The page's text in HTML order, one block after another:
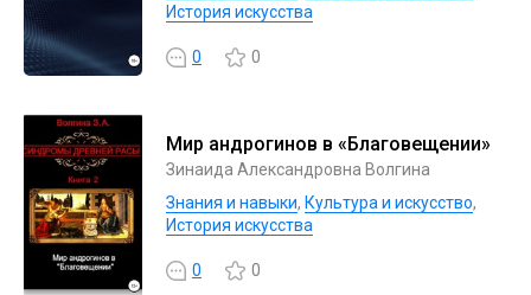
История искусства
0 0
Мир андрогинов в «Благовещении»
Зинаида Александровна Волгина
Знания и навыки, Культура и искусство,
История искусства
0 0